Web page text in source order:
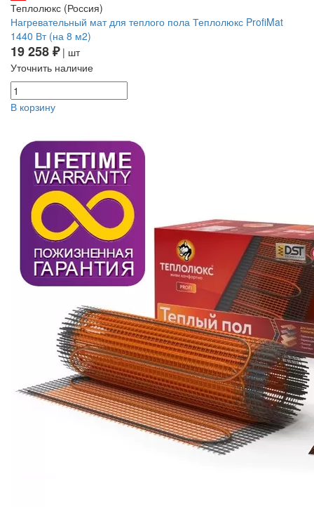
Теплолюкс (Россия)
Нагревательный мат для теплого пола Теплолюкс ProfiMat
1440 Вт (на 8 м2)
19 258 ₽| шт
Уточнить наличие
В корзину